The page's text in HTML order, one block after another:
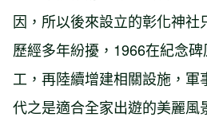
因，所以後來設立的彰化神社
歷經多年紛擾，1966在紀念
工，再陸續增建相關設施，
代之是適合全家出遊的美麗風